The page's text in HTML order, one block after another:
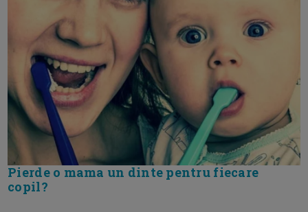
Pierde o mama un dinte pentru fiecare
copil?